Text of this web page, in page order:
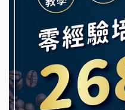
【曉妍美妝】誠徵行
自助洗衣店誠徵代洗
MUSHEN徵SPA美容
白鬍泡泡 BOHO
雞咕雞咕加盟說明會
TEA TOP加盟說明會